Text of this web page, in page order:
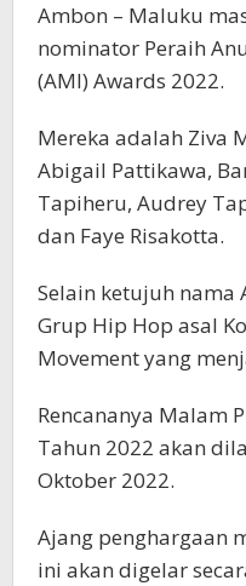
Ambon – Maluku
nominator Peraih
(AMI) Awards 2022.
Mereka adalah Ziva
Abigail Pattikawa,
Tapiheru, Audrey
dan Faye Risakotta.
Selain ketujuh nama
Grup Hip Hop asal
Movement yang
Rencananya Malam
Tahun 2022 akan
Oktober 2022.
Ajang penghargaan
ini akan digelar